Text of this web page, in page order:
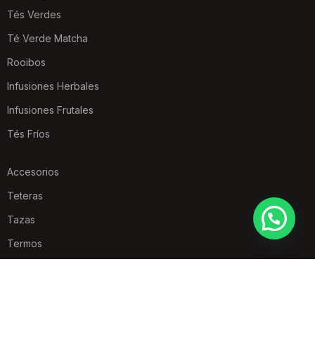
Tés Verdes
Té Verde Matcha
Rooibos
Infusiones Herbales
Infusiones Frutales
Tés Fríos
Accesorios
Teteras
Tazas
Termos